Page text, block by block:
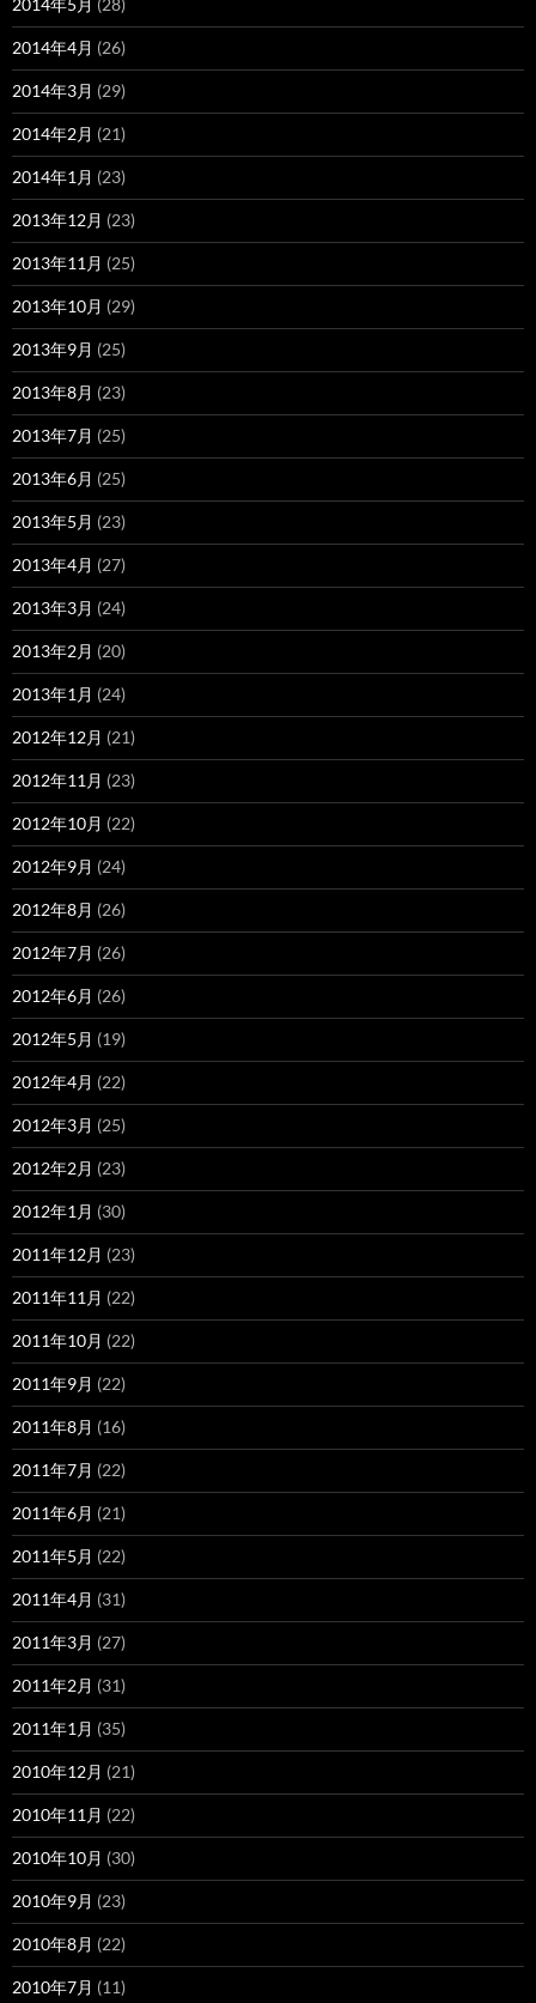
2014年5月 (28)
2014年4月 (26)
2014年3月 (29)
2014年2月 (21)
2014年1月 (23)
2013年12月 (23)
2013年11月 (25)
2013年10月 (29)
2013年9月 (25)
2013年8月 (23)
2013年7月 (25)
2013年6月 (25)
2013年5月 (23)
2013年4月 (27)
2013年3月 (24)
2013年2月 (20)
2013年1月 (24)
2012年12月 (21)
2012年11月 (23)
2012年10月 (22)
2012年9月 (24)
2012年8月 (26)
2012年7月 (26)
2012年6月 (26)
2012年5月 (19)
2012年4月 (22)
2012年3月 (25)
2012年2月 (23)
2012年1月 (30)
2011年12月 (23)
2011年11月 (22)
2011年10月 (22)
2011年9月 (22)
2011年8月 (16)
2011年7月 (22)
2011年6月 (21)
2011年5月 (22)
2011年4月 (31)
2011年3月 (27)
2011年2月 (31)
2011年1月 (35)
2010年12月 (21)
2010年11月 (22)
2010年10月 (30)
2010年9月 (23)
2010年8月 (22)
2010年7月 (11)